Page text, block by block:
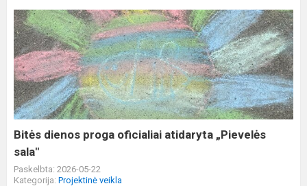
Bitės
dienos
proga
oficialiai
atidaryta
„Pievelės
sala"
Bitės dienos proga oficialiai atidaryta „Pievelės
sala"
Paskelbta: 2026-05-22
Kategorija: Projektinė veikla